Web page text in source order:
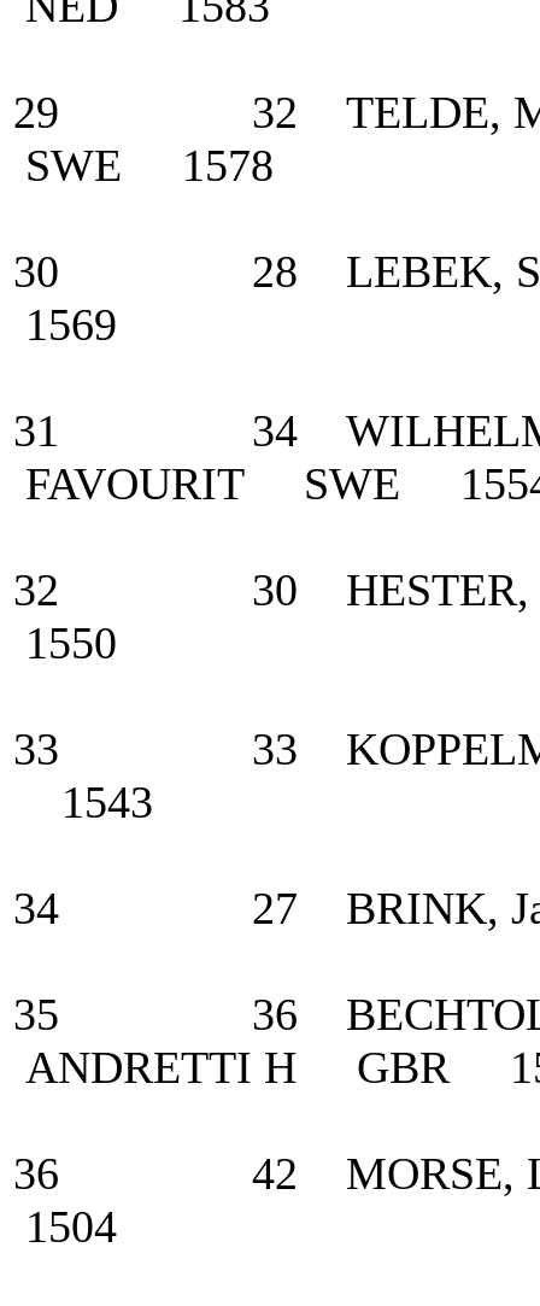
29 32 TELDE,
SWE 1578
30 28 LEBEK,
1569
31 34
FAVOURIT SWE
32 30 HESTER,
1550
33 33
1543
34 27 BRINK, Jan
35 36
ANDRETTI H GBR
36 42 MORSE,
1504